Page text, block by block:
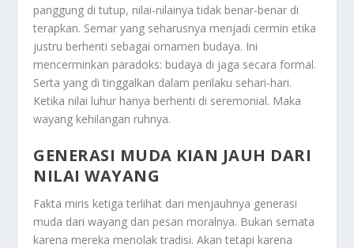
panggung di tutup, nilai-nilainya tidak benar-benar di
terapkan. Semar yang seharusnya menjadi cermin etika
justru berhenti sebagai ornamen budaya. Ini
mencerminkan paradoks: budaya di jaga secara formal.
Serta yang di tinggalkan dalam perilaku sehari-hari.
Ketika nilai luhur hanya berhenti di seremonial. Maka
wayang kehilangan ruhnya.
GENERASI MUDA KIAN JAUH DARI
NILAI WAYANG
Fakta miris ketiga terlihat dari menjauhnya generasi
muda dari wayang dan pesan moralnya. Bukan semata
karena mereka menolak tradisi. Akan tetapi karena